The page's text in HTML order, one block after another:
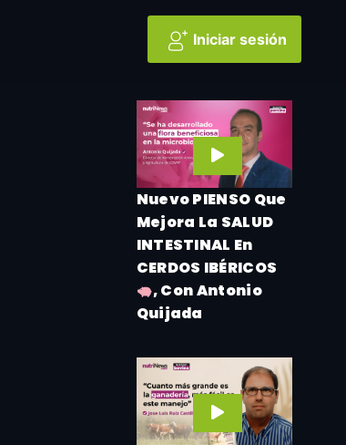
Iniciar sesión
Nuevo PIENSO Que
Mejora La SALUD
INTESTINAL En
CERDOS IBÉRICOS
, Con Antonio
Quijada